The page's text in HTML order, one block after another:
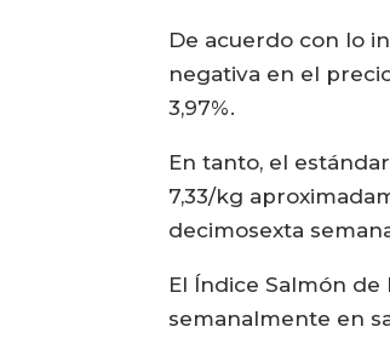
De acuerdo con lo
negativa en el
3,97%.
En tanto, el
7,33/kg
decimosexta
El Índice Salmón
semanalmente en